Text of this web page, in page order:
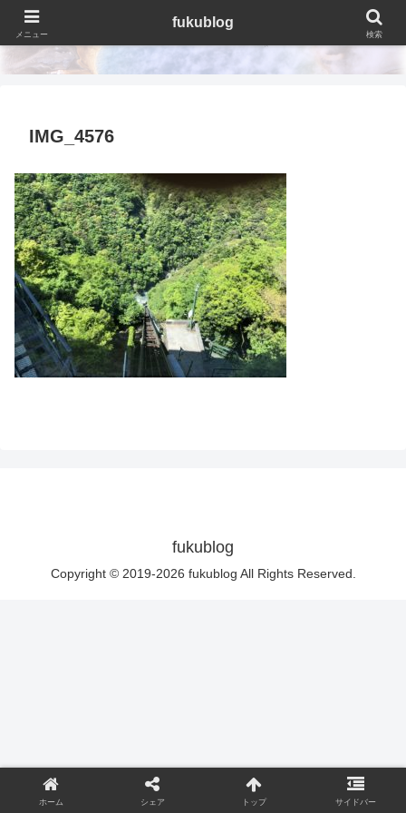
fukublog
IMG_4576
fukublog
Copyright © 2019-2026 fukublog All Rights Reserved.
メニュー
fukublog
検索
ホーム シェア トップ サイドバー